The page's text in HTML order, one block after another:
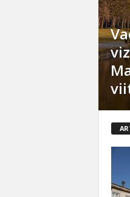
B
u
c
u
r
i